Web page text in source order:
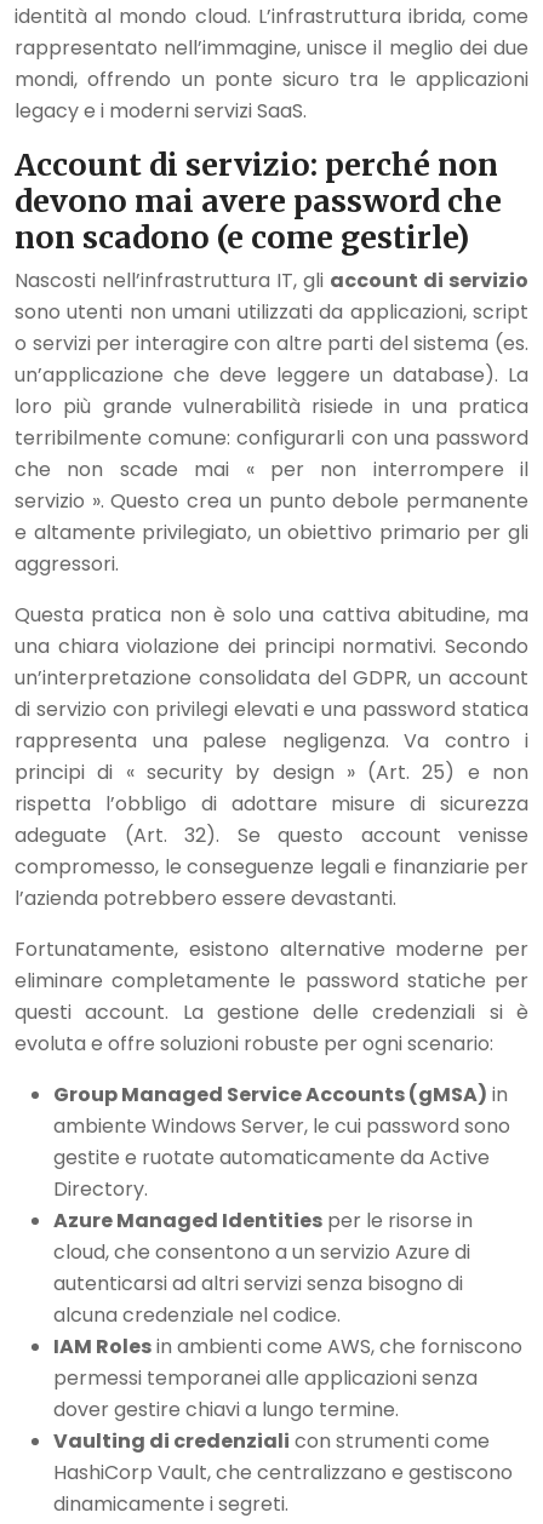
identità al mondo cloud. L’infrastruttura ibrida, come
rappresentato nell’immagine, unisce il meglio dei due
mondi, offrendo un ponte sicuro tra le applicazioni
legacy e i moderni servizi SaaS.
Account di servizio: perché non
devono mai avere password che
non scadono (e come gestirle)
Nascosti nell’infrastruttura IT, gli account di servizio
sono utenti non umani utilizzati da applicazioni, script
o servizi per interagire con altre parti del sistema (es.
un’applicazione che deve leggere un database). La
loro più grande vulnerabilità risiede in una pratica
terribilmente comune: configurarli con una password
che non scade mai « per non interrompere il
servizio ». Questo crea un punto debole permanente
e altamente privilegiato, un obiettivo primario per gli
aggressori.
Questa pratica non è solo una cattiva abitudine, ma
una chiara violazione dei principi normativi. Secondo
un’interpretazione consolidata del GDPR, un account
di servizio con privilegi elevati e una password statica
rappresenta una palese negligenza. Va contro i
principi di « security by design » (Art. 25) e non
rispetta l’obbligo di adottare misure di sicurezza
adeguate (Art. 32). Se questo account venisse
compromesso, le conseguenze legali e finanziarie per
l’azienda potrebbero essere devastanti.
Fortunatamente, esistono alternative moderne per
eliminare completamente le password statiche per
questi account. La gestione delle credenziali si è
evoluta e offre soluzioni robuste per ogni scenario:
Group Managed Service Accounts (gMSA) in
ambiente Windows Server, le cui password sono
gestite e ruotate automaticamente da Active
Directory.
Azure Managed Identities per le risorse in
cloud, che consentono a un servizio Azure di
autenticarsi ad altri servizi senza bisogno di
alcuna credenziale nel codice.
IAM Rolesin ambienti come AWS, che forniscono
permessi temporanei alle applicazioni senza
dover gestire chiavi a lungo termine.
Vaulting di credenziali con strumenti come
HashiCorp Vault, che centralizzano e gestiscono
dinamicamente i segreti.